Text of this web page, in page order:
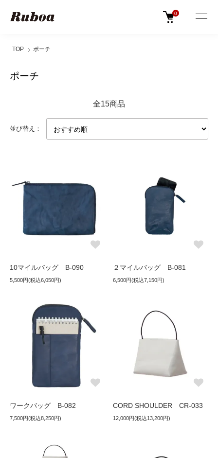
0
TOP ポーチ
ポーチ
全15商品
並び替え：
10マイルバッグ B-090
5,500円(税込6,050円)
２マイルバッグ B-081
6,500円(税込7,150円)
ワークバッグ B-082
7,500円(税込8,250円)
CORD SHOULDER CR-033
12,000円(税込13,200円)